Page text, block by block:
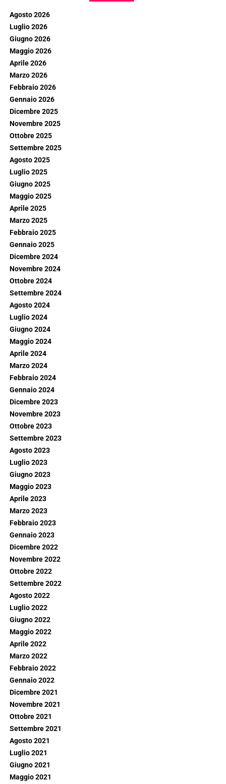
Agosto 2026
Luglio 2026
Giugno 2026
Maggio 2026
Aprile 2026
Marzo 2026
Febbraio 2026
Gennaio 2026
Dicembre 2025
Novembre 2025
Ottobre 2025
Settembre 2025
Agosto 2025
Luglio 2025
Giugno 2025
Maggio 2025
Aprile 2025
Marzo 2025
Febbraio 2025
Gennaio 2025
Dicembre 2024
Novembre 2024
Ottobre 2024
Settembre 2024
Agosto 2024
Luglio 2024
Giugno 2024
Maggio 2024
Aprile 2024
Marzo 2024
Febbraio 2024
Gennaio 2024
Dicembre 2023
Novembre 2023
Ottobre 2023
Settembre 2023
Agosto 2023
Luglio 2023
Giugno 2023
Maggio 2023
Aprile 2023
Marzo 2023
Febbraio 2023
Gennaio 2023
Dicembre 2022
Novembre 2022
Ottobre 2022
Settembre 2022
Agosto 2022
Luglio 2022
Giugno 2022
Maggio 2022
Aprile 2022
Marzo 2022
Febbraio 2022
Gennaio 2022
Dicembre 2021
Novembre 2021
Ottobre 2021
Settembre 2021
Agosto 2021
Luglio 2021
Giugno 2021
Maggio 2021